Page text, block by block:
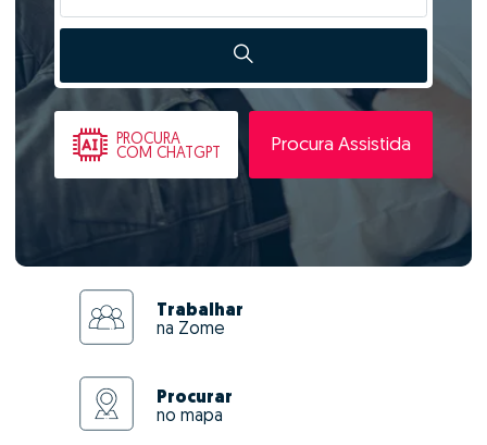
PROCURA
COM CHATGPT
Procura Assistida
Trabalhar
na Zome
Procurar
no mapa